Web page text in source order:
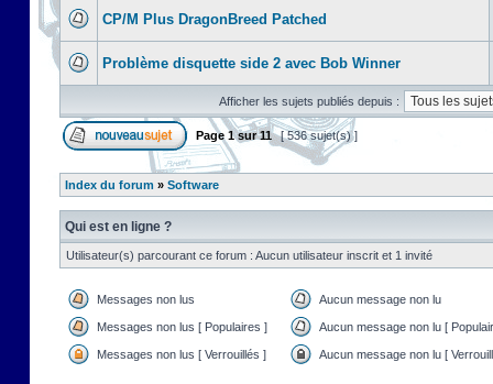
CP/M Plus DragonBreed Patched
Problème disquette side 2 avec Bob Winner
Afficher les sujets publiés depuis :
Page 1sur11 [ 536 sujet(s) ]
Index du forum » Software
Qui est en ligne ?
Utilisateur(s) parcourant ce forum : Aucun utilisateur inscrit et 1 invité
Messages non lus Aucun message non lu
Messages non lus [ Populaires ] Aucun message non lu [
Messages non lus [ Verrouillés ] Aucun message non lu [